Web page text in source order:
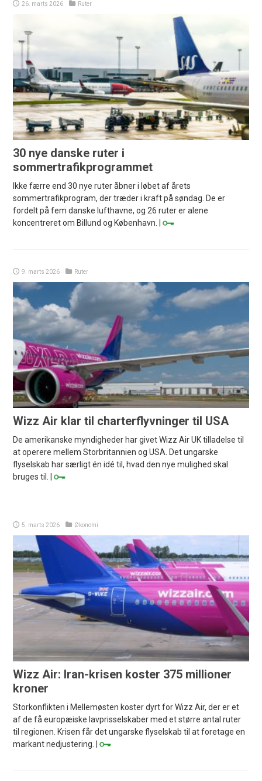
26. marts 2026 Ruter
30 nye danske ruter i
sommertrafikprogrammet
Ikke færre end 30 nye ruter åbner i løbet af årets
sommertrafikprogram, der træder i kraft på søndag. De er
fordelt på fem danske lufthavne, og 26 ruter er alene
koncentreret om Billund og København. |
9. marts 2026 Ruter
Wizz Air klar til charterflyvninger til USA
De amerikanske myndigheder har givet Wizz Air UK tilladelse til
at operere mellem Storbritannien og USA. Det ungarske
flyselskab har særligt én idé til, hvad den nye mulighed skal
bruges til. |
5. marts 2026 Økonomi
Wizz Air: Iran-krisen koster 375 millioner
kroner
Storkonflikten i Mellemøsten koster dyrt for Wizz Air, der er et
af de få europæiske lavprisselskaber med et større antal ruter
til regionen. Krisen får det ungarske flyselskab til at foretage en
markant nedjustering. |